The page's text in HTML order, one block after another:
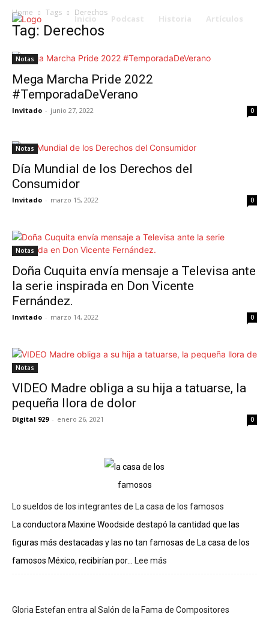
Inicio Podcast Historia Artículos
Home Tags Derechos
Tag: Derechos
Notas
Mega Marcha Pride 2022
#TemporadaDeVerano
Invitado - junio 27, 2022 0
Notas
Día Mundial de los Derechos del
Consumidor
Invitado - marzo 15, 2022 0
Notas
Doña Cuquita envía mensaje a Televisa ante
la serie inspirada en Don Vicente
Fernández.
Invitado - marzo 14, 2022 0
Notas
VIDEO Madre obliga a su hija a tatuarse, la
pequeña llora de dolor
Digital 929 - enero 26, 2021 0
Lo sueldos de los integrantes de La casa de los famosos
La conductora Maxine Woodside destapó la cantidad que las
figuras más destacadas y las no tan famosas de La casa de los
famosos México, recibirían por...
Lee más
los
Gloria Estefan entra al Salón de la Fama de Compositores